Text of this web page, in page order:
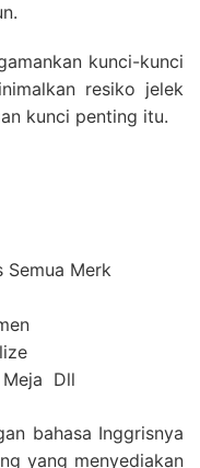
kunci-kunci
resiko jelek
kunci penting itu.
Semua Merk
Meja Dll
bahasa Inggrisnya
yang menyediakan